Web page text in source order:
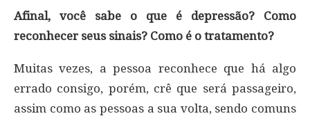
Afinal, você sabe o que é depressão? Como
reconhecer seus sinais? Como é o tratamento?
Muitas vezes, a pessoa reconhece que há algo
errado consigo, porém, crê que será passageiro,
assim como as pessoas a sua volta, sendo comuns